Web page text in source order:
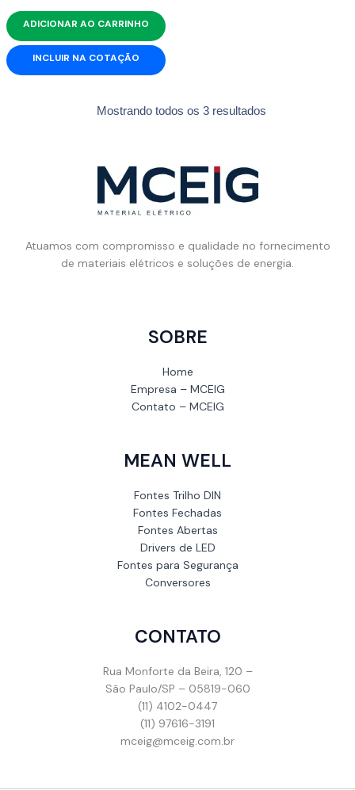
ADICIONAR AO CARRINHO
INCLUIR NA COTAÇÃO
Mostrando todos os 3 resultados
Atuamos com compromisso e qualidade no fornecimento
de materiais elétricos e soluções de energia.
SOBRE
Home
Empresa – MCEIG
Contato – MCEIG
MEAN WELL
Fontes Trilho DIN
Fontes Fechadas
Fontes Abertas
Drivers de LED
Fontes para Segurança
Conversores
CONTATO
Rua Monforte da Beira, 120 –
São Paulo/SP – 05819-060
(11) 4102-0447
(11) 97616-3191
mceig@mceig.com.br